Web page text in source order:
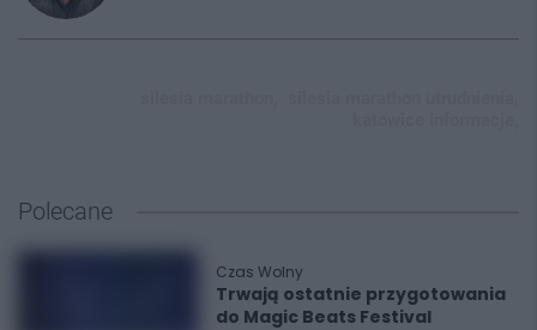
Polecane
Czas Wolny
Trwają ostatnie przygotowania
do Magic Beats Festival